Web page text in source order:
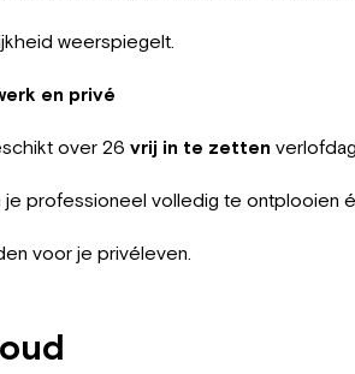
weerspiegelt.
en privé
over 26 vrij in te zetten
professioneel volledig te ontplooien
voor je privéleven.